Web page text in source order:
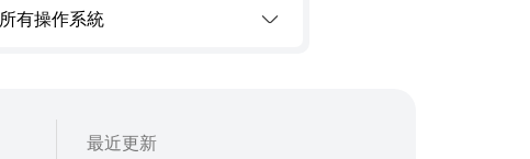
所有操作系統
最近更新